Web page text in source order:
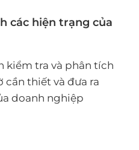
các hiện trạng của
kiểm tra và phân tích
thiết và đưa ra
doanh nghiệp